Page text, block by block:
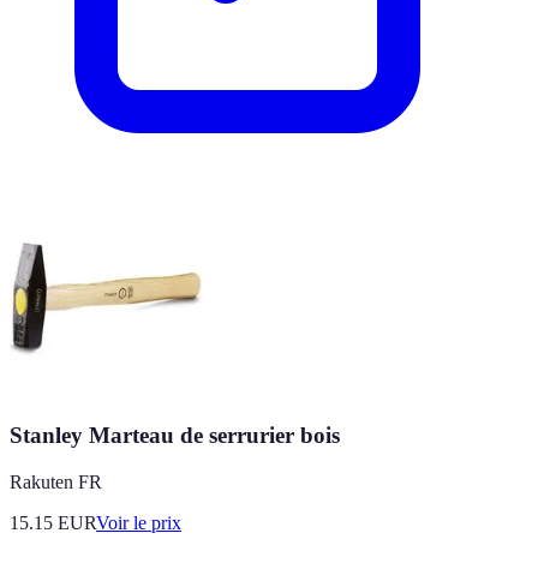
Stanley Marteau de serrurier bois
Rakuten FR
15.15 EURVoir le prix